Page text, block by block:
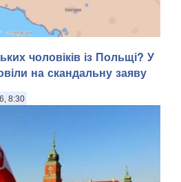
російських військ на
на Миколаївщині. За даними
під повним вогневим контролем,
втекти з позицій через брак
продовольств...
чоловіків із Польщі? У
на скандальну заяву
8:30